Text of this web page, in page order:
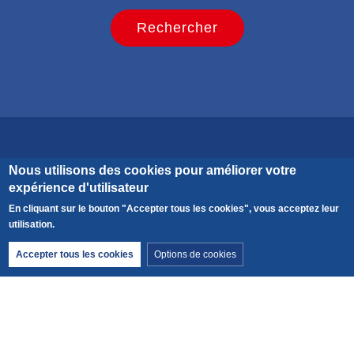
Calculer votre impact carbone
Découvrez le carbone émis par cette activité et ajoutez
CO2 émis par personne pour cette activité :
Nous utilisons des cookies pour améliorer votre
expérience d'utilisateur
En cliquant sur le bouton "Accepter tous les cookies", vous acceptez leur
utilisation.
Accepter tous les cookies Retirer le consentement
Options de cookies